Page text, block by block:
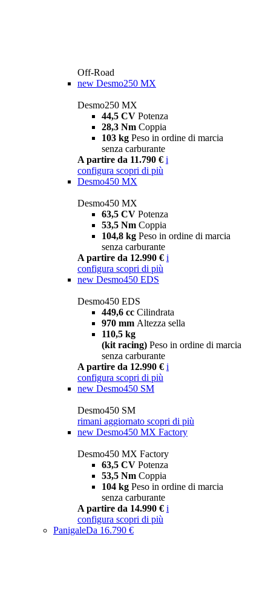
Off-Road
new Desmo250 MX
Desmo250 MX
44,5 CV Potenza
28,3 Nm Coppia
103 kg Peso in ordine di marcia
senza carburante
A partire da 11.790 € i
configura scopri di più
Desmo450 MX
Desmo450 MX
63,5 CV Potenza
53,5 Nm Coppia
104,8 kg Peso in ordine di marcia
senza carburante
A partire da 12.990 € i
configura scopri di più
new Desmo450 EDS
Desmo450 EDS
449,6 cc Cilindrata
970 mm Altezza sella
110,5 kg
(kit racing) Peso in ordine di marcia
senza carburante
A partire da 12.990 € i
configura scopri di più
new Desmo450 SM
Desmo450 SM
rimani aggiornato scopri di più
new Desmo450 MX Factory
Desmo450 MX Factory
63,5 CV Potenza
53,5 Nm Coppia
104 kg Peso in ordine di marcia
senza carburante
A partire da 14.990 € i
configura scopri di più
PanigaleDa 16.790 €